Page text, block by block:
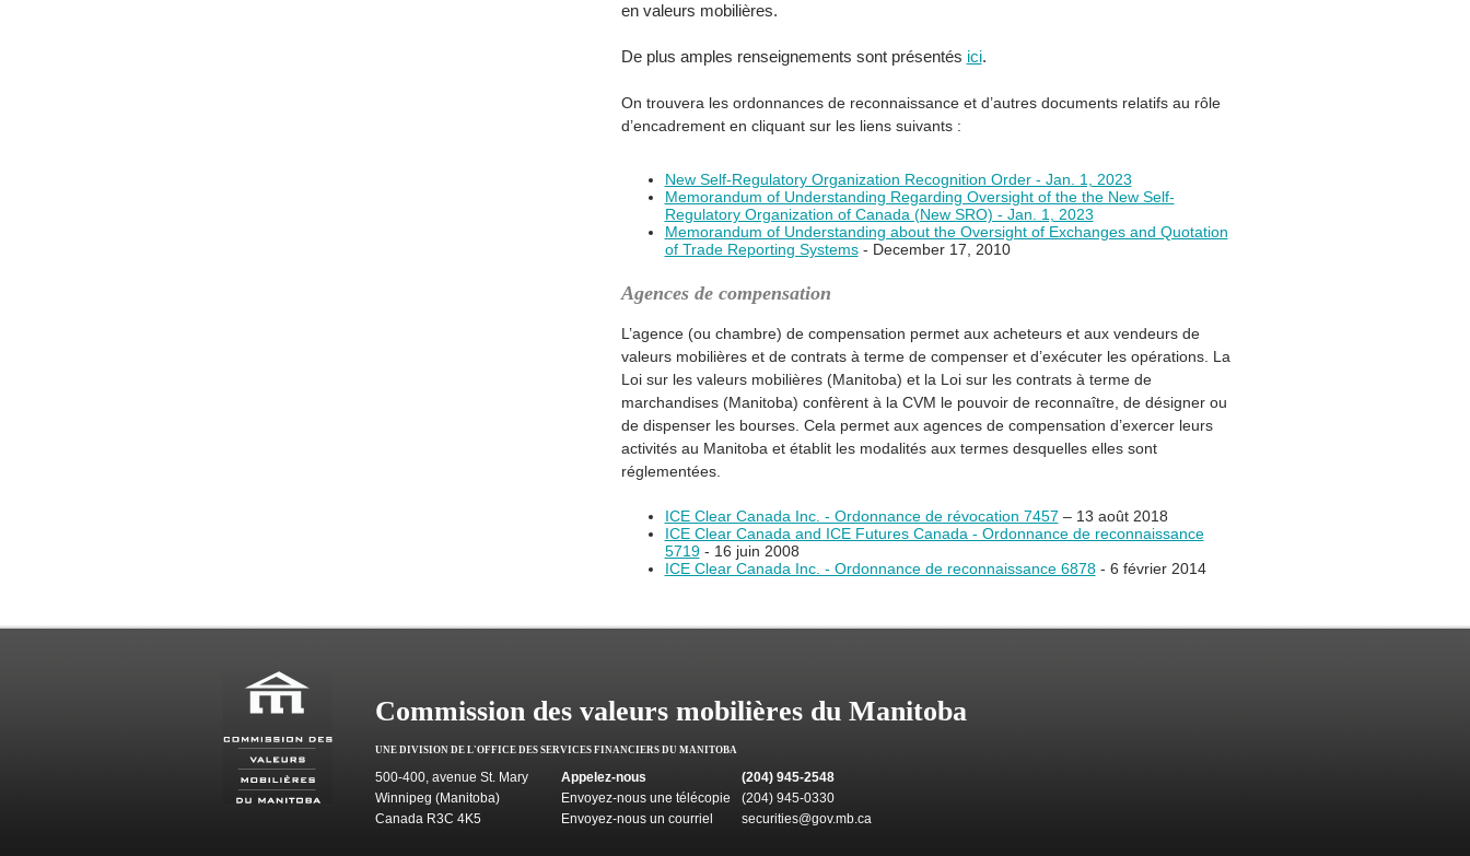
en valeurs mobilières.
De plus amples renseignements sont présentés ici.
On trouvera les ordonnances de reconnaissance et d’autres documents relatifs au rôle
d’encadrement en cliquant sur les liens suivants :
New Self-Regulatory Organization Recognition Order - Jan. 1, 2023
Memorandum of Understanding Regarding Oversight of the the New Self-
Regulatory Organization of Canada (New SRO) - Jan. 1, 2023
Memorandum of Understanding about the Oversight of Exchanges and Quotation
of Trade Reporting Systems- December 17, 2010
Agences de compensation
L’agence (ou chambre) de compensation permet aux acheteurs et aux vendeurs de
valeurs mobilières et de contrats à terme de compenser et d’exécuter les opérations. La
Loi sur les valeurs mobilières (Manitoba) et la Loi sur les contrats à terme de
marchandises (Manitoba) confèrent à la CVM le pouvoir de reconnaître, de désigner ou
de dispenser les bourses. Cela permet aux agences de compensation d’exercer leurs
activités au Manitoba et établit les modalités aux termes desquelles elles sont
réglementées.
ICE Clear Canada Inc. - Ordonnance de révocation 7457 – 13 août 2018
ICE Clear Canada and ICE Futures Canada - Ordonnance de reconnaissance
5719- 16 juin 2008
ICE Clear Canada Inc. - Ordonnance de reconnaissance 6878- 6 février 2014
Commission des valeurs mobilières du Manitoba
UNE DIVISION DE L'OFFICE DES SERVICES FINANCIERS DU MANITOBA
500-400, avenue St. Mary
Winnipeg (Manitoba)
Canada R3C 4K5
Appelez-nous
(204) 945-2548
Envoyez-nous une télécopie
(204) 945-0330
Envoyez-nous un courriel
securities@gov.mb.ca